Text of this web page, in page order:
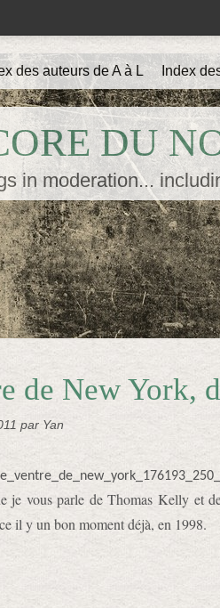
DU
in moderation...
des auteurs de A à L Index
de New York,
par Yan
je vous parle de Thomas Kelly et
il y un bon moment déjà, en 1998.